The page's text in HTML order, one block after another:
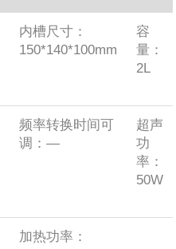
内槽尺寸：
150*140*100mm
容
量：
2L
频率转换时间可
调：—
超声
功
率：
50W
加热功率：